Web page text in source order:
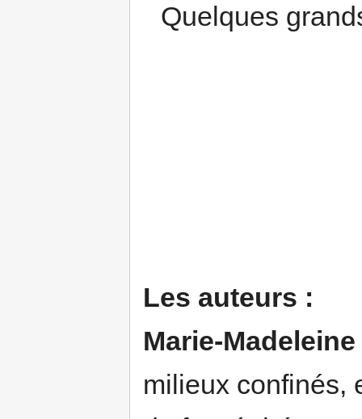
Quelques
Les auteurs :
Marie-
milieux confinés,